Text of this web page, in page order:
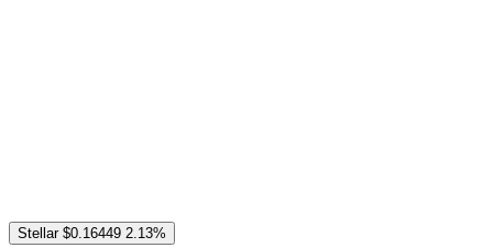
Stellar $0.16449 2.13%